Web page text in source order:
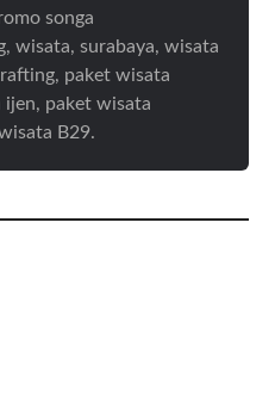
songa
wisata, surabaya, wisata
paket wisata
ijen, paket wisata
B29.